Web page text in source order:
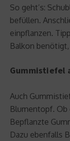
So geht’s:
befüllen.
einpflanzen.
Balkon
Gummistiefel
Auch
Blumentopf. Ob
Bepflanzte
Dazu ebenfalls